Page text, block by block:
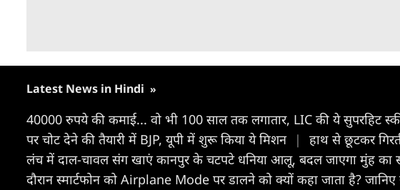
Latest News in Hindi »
40000 रुपये की कमाई... वो भी 100 साल तक लगातार, LIC की ये सुपरहिट
पर चोट देने की तैयारी में BJP, यूपी में शुरू किया ये मिशन | हाथ से छूटकर
लंच में दाल-चावल संग खाएं कानपुर के चटपटे धनिया आलू, बदल जाएगा मुंह का
दौरान स्मार्टफोन को Airplane Mode पर डालने को क्यों कहा जाता है?